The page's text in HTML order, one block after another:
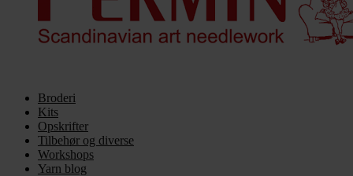
Broderi
Kits
Opskrifter
Tilbehør og diverse
Workshops
Yarn blog